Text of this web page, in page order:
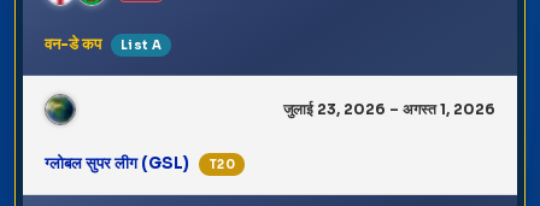
वन-डे कप List A
ग्लोबल सुपर लीग (GSL) T20
जुलाई 23, 2026 – अगस्त 1, 2026